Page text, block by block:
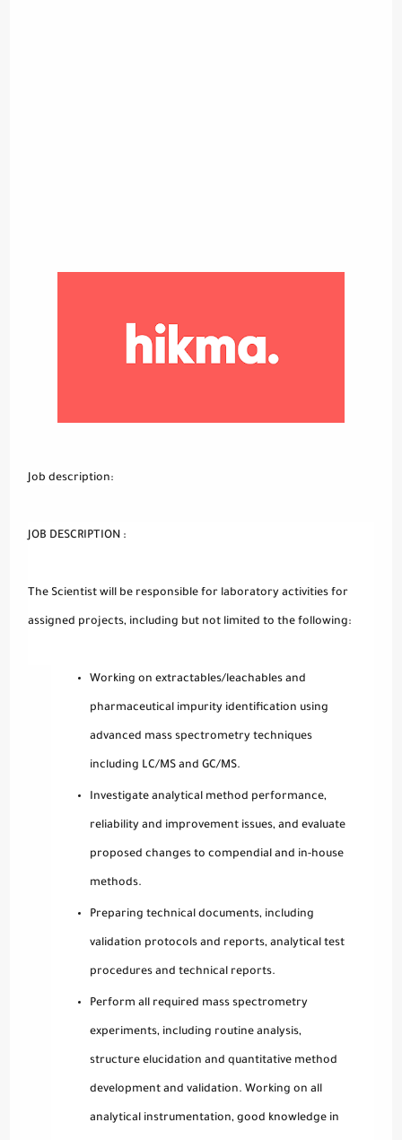
Job description:
JOB DESCRIPTION :
The Scientist will be responsible for laboratory activities for
assigned projects, including but not limited to the following:
Working on extractables/leachables and
pharmaceutical impurity identification using
advanced mass spectrometry techniques
including LC/MS and GC/MS.
Investigate analytical method performance,
reliability and improvement issues, and evaluate
proposed changes to compendial and in-house
methods.
Preparing technical documents, including
validation protocols and reports, analytical test
procedures and technical reports.
Perform all required mass spectrometry
experiments, including routine analysis,
structure elucidation and quantitative method
development and validation. Working on all
analytical instrumentation, good knowledge in